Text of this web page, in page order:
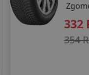
332
354